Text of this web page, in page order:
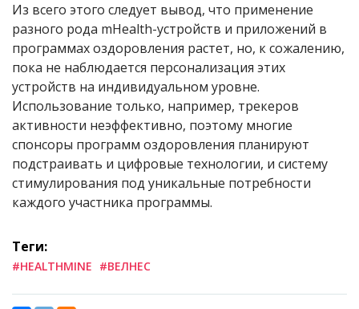
Из всего этого следует вывод, что применение
разного рода mHealth-устройств и приложений в
программах оздоровления растет, но, к сожалению,
пока не наблюдается персонализация этих
устройств на индивидуальном уровне.
Использование только, например, трекеров
активности неэффективно, поэтому многие
спонсоры программ оздоровления планируют
подстраивать и цифровые технологии, и систему
стимулирования под уникальные потребности
каждого участника программы.
Теги:
#HEALTHMINE #ВЕЛНЕС